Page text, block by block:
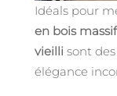
Idéals pour
en bois
vieilli sont
élégance